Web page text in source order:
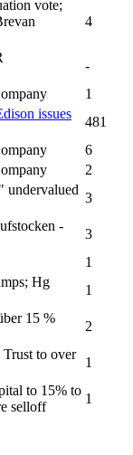
vote;
4
-
1
issues
481
6
2
undervalued
3
-
3
1
Hg
1
15 %
2
to over
1
to 15% to
selloff
1